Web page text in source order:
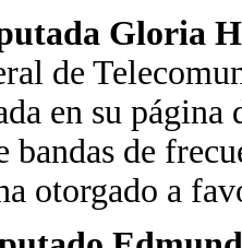
Gloria
de
en su
bandas de
otorgado a